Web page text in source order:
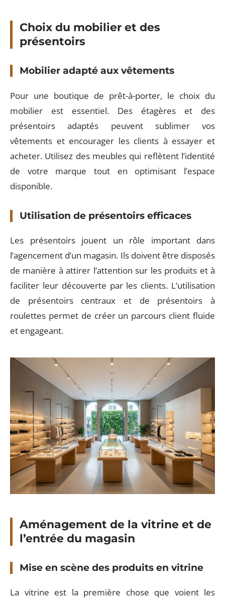
Choix du mobilier et des
présentoirs
Mobilier adapté aux vêtements
Pour une boutique de prêt-à-porter, le choix du
mobilier est essentiel. Des étagères et des
présentoirs adaptés peuvent sublimer vos
vêtements et encourager les clients à essayer et
acheter. Utilisez des meubles qui reflètent l’identité
de votre marque tout en optimisant l’espace
disponible.
Utilisation de présentoirs efficaces
Les présentoirs jouent un rôle important dans
l’agencement d’un magasin. Ils doivent être disposés
de manière à attirer l’attention sur les produits et à
faciliter leur découverte par les clients. L’utilisation
de présentoirs centraux et de présentoirs à
roulettes permet de créer un parcours client fluide
et engageant.
Aménagement de la vitrine et de
l’entrée du magasin
Mise en scène des produits en vitrine
La vitrine est la première chose que voient les